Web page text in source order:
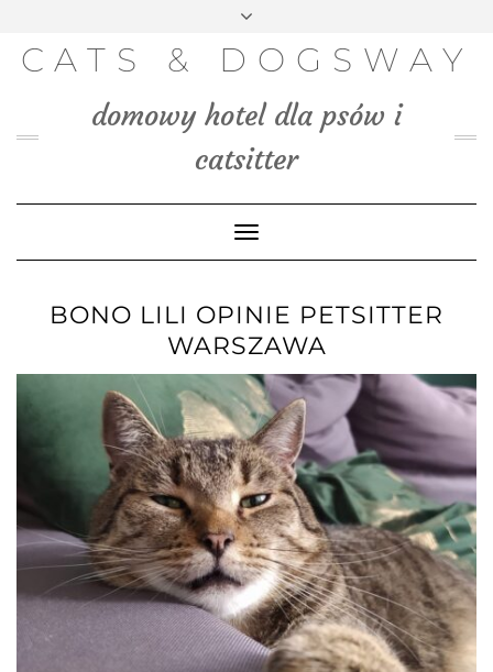
content
MEDIA
KONTAKT
CATS & DOGSWAY
domowy hotel dla psów i
catsitter
Toggle
Navigation
BONO LILI OPINIE PETSITTER
WARSZAWA